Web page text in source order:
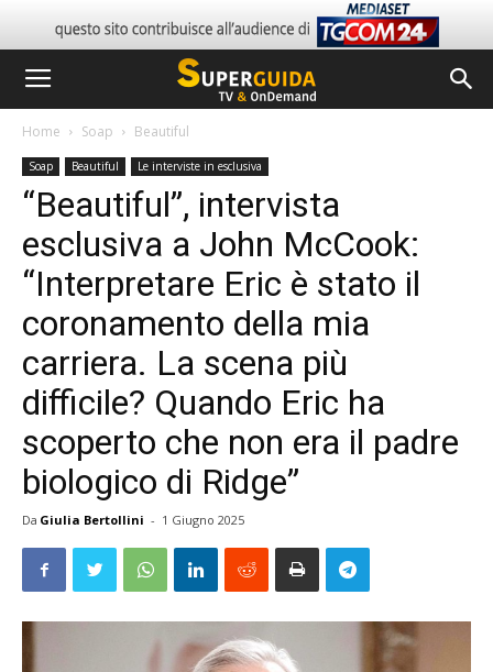
Home Soap Beautiful
Soap Beautiful Le interviste in esclusiva
“Beautiful”, intervista
esclusiva a John McCook:
“Interpretare Eric è stato il
coronamento della mia
carriera. La scena più
difficile? Quando Eric ha
scoperto che non era il padre
biologico di Ridge”
Da Giulia Bertollini - 1 Giugno 2025